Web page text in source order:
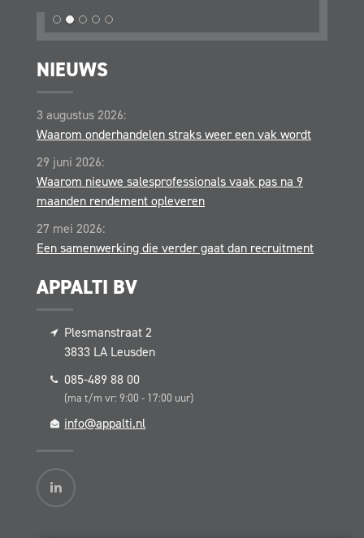
NIEUWS
3 augustus 2026:
Waarom onderhandelen straks weer een vak wordt
29 juni 2026:
Waarom nieuwe salesprofessionals vaak pas na 9
maanden rendement opleveren
27 mei 2026:
Een samenwerking die verder gaat dan recruitment
APPALTI BV
Plesmanstraat 2
3833 LA Leusden
085-489 88 00
(ma t/m vr: 9:00 - 17:00 uur)
info@appalti.nl